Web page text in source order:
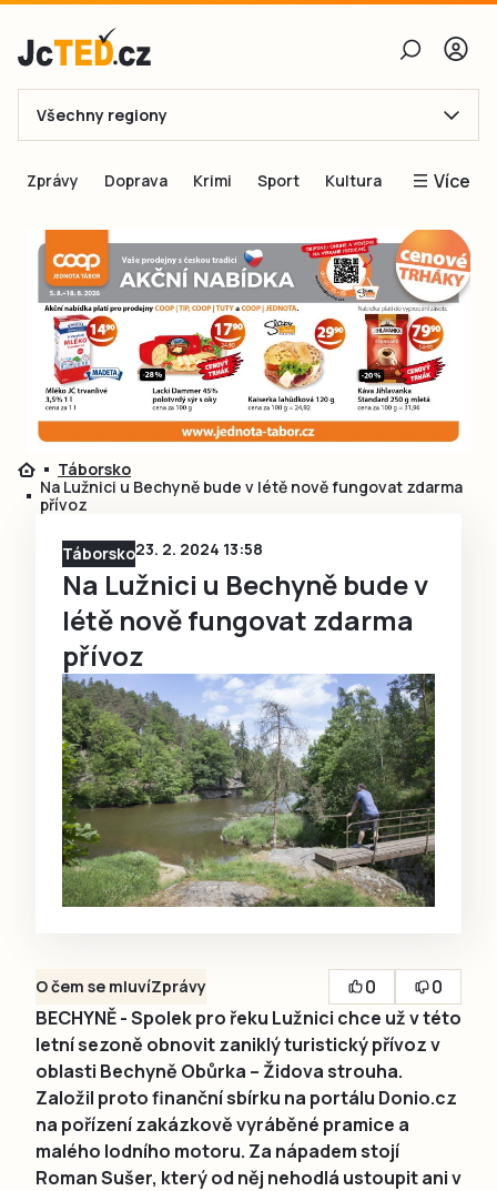
E-mail
Obnovit heslo
Přihlásit se
Přihlásit se přes Facebook
Ještě nemám účet, chci seRegistrovat
Všechny regiony
Zprávy Doprava Krimi Sport Kultura Více
Inspirace
Čtenáři píší
Speciální přílohy
Inzerce
Táborsko
Na Lužnici u Bechyně bude v létě nově fungovat zdarma
přívoz
Táborsko23. 2. 2024 13:58
Na Lužnici u Bechyně bude v
létě nově fungovat zdarma
přívoz
O čem se mluvíZprávy 0
0
BECHYNĚ - Spolek pro řeku Lužnici chce už v této
letní sezoně obnovit zaniklý turistický přívoz v
oblasti Bechyně Obůrka – Židova strouha.
Založil proto finanční sbírku na portálu Donio.cz
na pořízení zakázkově vyráběné pramice a
malého lodního motoru. Za nápadem stojí
Roman Sušer, který od něj nehodlá ustoupit ani v